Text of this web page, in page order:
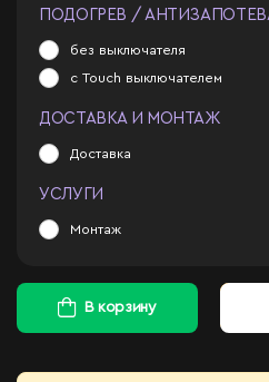
ПОДОГРЕВ /
без выключателя
с Touch выключателем
ДОСТАВКА И МОНТАЖ
Доставка
УСЛУГИ
Монтаж
В корзину